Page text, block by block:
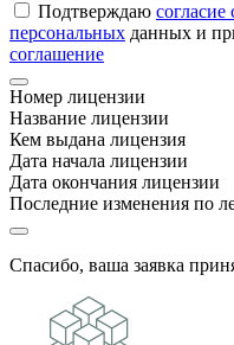
Подтверждаю
персональных данных и
соглашение
Номер лицензии
Название лицензии
Кем выдана лицензия
Дата начала лицензии
Дата окончания лицензии
Последние изменения по
Спасибо, ваша заявка